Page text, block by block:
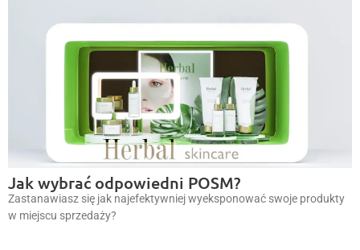
Jak wybrać odpowiedni POSM?
Zastanawiasz się jak najefektywniej wyeksponować swoje produkty
w miejscu sprzedaży?